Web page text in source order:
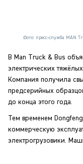
Фото: пресс-служба MAN
В Man Truck & Bus
электрических
Компания получила
предсерийных
до конца этого года.
Тем временем
коммерческую
электрогрузовики.